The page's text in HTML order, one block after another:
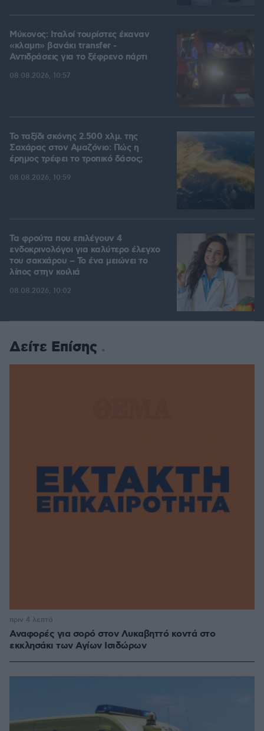
Μύκονος: Ιταλοί τουρίστες έκαναν
«κλαμπ» βανάκι transfer -
Αντιδράσεις για το ξέφρενο πάρτι
08.08.2026, 10:57
Το ταξίδι σκόνης 2.500 χλμ. της
Σαχάρας στον Αμαζόνιο: Πώς η
έρημος τρέφει το τροπικό δάσος;
08.08.2026, 10:59
Τα φρούτα που επιλέγουν 4
ενδοκρινολόγοι για καλύτερο έλεγχο
του σακχάρου – Το ένα μειώνει το
λίπος στην κοιλιά
08.08.2026, 10:02
Δείτε Επίσης
Αναφορές για σορό στον Λυκαβηττό κοντά στο
εκκλησάκι των Αγίων Ισιδώρων
πριν 4 λεπτά